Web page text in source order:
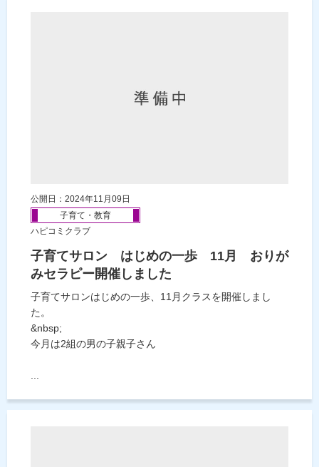
公開日：2024年11月09日
子育て・教育
ハピコミクラブ
子育てサロン はじめの一歩 11月 おりが
みセラピー開催しました
子育てサロンはじめの一歩、11月クラスを開催しまし
た。
&nbsp;
今月は2組の男の子親子さん